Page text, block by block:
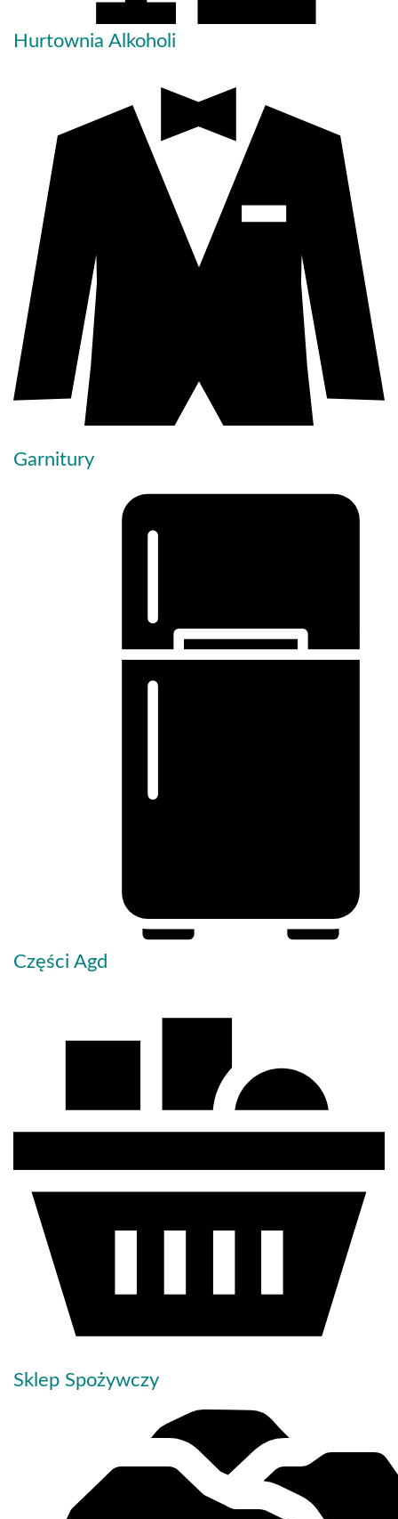
Hurtownia Alkoholi
Garnitury
Części Agd
Sklep Spożywczy